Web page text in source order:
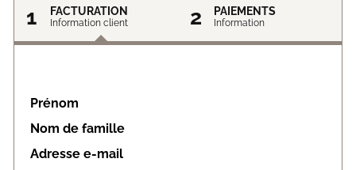
1 FACTURATION
Information client 2 PAIEMENTS
Information
Prénom
Nom de famille
Adresse e-mail